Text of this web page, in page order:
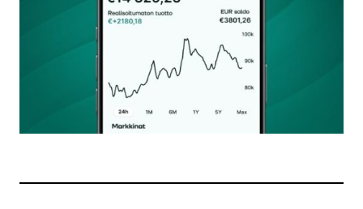
Nimesi tai nimimerkkisi
Sähköpostiosoitteesi
Tilaa SalkunRakentajan uutiskirje